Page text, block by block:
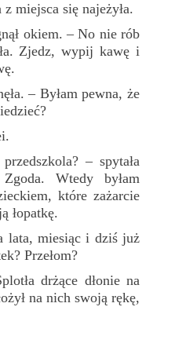
miejsca się najeżyła.
okiem. – No nie rób
Zjedz, wypij kawę i
– Byłam pewna, że
– spytała
Wtedy byłam
które zażarcie
łopatkę.
lata, miesiąc i dziś już
Przełom?
drżące dłonie na
na nich swoją rękę,